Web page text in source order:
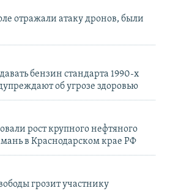
отражали атаку дронов, были
бензин стандарта 1990-х
об угрозе здоровью
рост крупного нефтяного
в Краснодарском крае РФ
грозит участнику